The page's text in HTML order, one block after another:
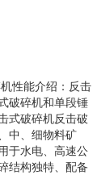
性能介绍：反击
破碎机和单段锤
式破碎机反击破
中、细物料矿
于水电、高速公
结构独特、配备